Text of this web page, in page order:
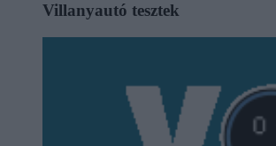
Villanyautó tesztek